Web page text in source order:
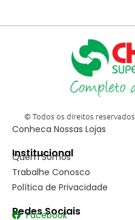
© Todos os direitos reservados
Conheca Nossas Lojas
Institucional
Quem Somos
Trabalhe Conosco
Política de Privacidade
Redes Sociais
Facebook